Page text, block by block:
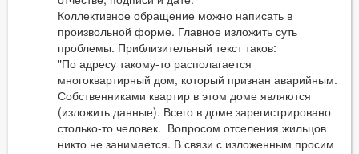
Коллективное обращение можно написать в
произвольной форме. Главное изложить суть
проблемы. Приблизительный текст таков:
"По адресу такому-то располагается
многоквартирный дом, который признан аварийным.
Собственниками квартир в этом доме являются
(изложить данные). Всего в доме зарегистрировано
столько-то человек. Вопросом отселения жильцов
никто не занимается. В связи с изложенным просим